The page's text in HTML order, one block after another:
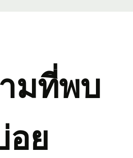
มที่พบ
อย